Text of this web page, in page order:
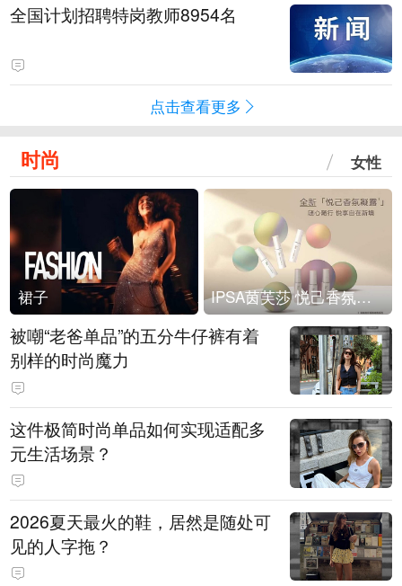
全国计划招聘特岗教师8954名
点击查看更多
时尚 女性
裙子 IPSA茵芙莎 悦己香氛凝露上市
被嘲“老爸单品”的五分牛仔裤有着
别样的时尚魔力
这件极简时尚单品如何实现适配多
元生活场景？
2026夏天最火的鞋，居然是随处可
见的人字拖？